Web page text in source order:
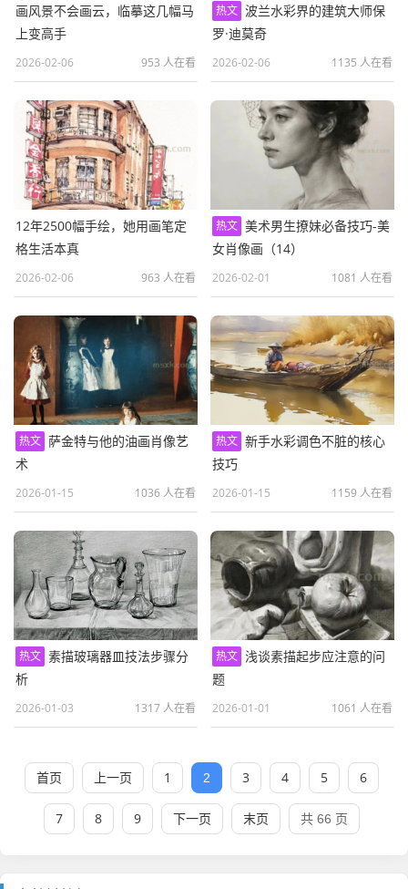
画风景不会画云，临摹这几幅马
上变高手
2026-02-06 953 人在看
热文 波兰水彩界的建筑大师保
罗·迪莫奇
2026-02-06 1135 人在看
12年2500幅手绘，她用画笔定
格生活本真
2026-02-06 963 人在看
热文 美术男生撩妹必备技巧-美
女肖像画（14）
2026-02-01 1081 人在看
热文 萨金特与他的油画肖像艺
术
2026-01-15 1036 人在看
热文 新手水彩调色不脏的核心
技巧
2026-01-15 1159 人在看
热文 素描玻璃器皿技法步骤分
析
2026-01-03 1317 人在看
热文 浅谈素描起步应注意的问
题
2026-01-01 1061 人在看
首页 上一页 1 2 3 4 5 6
7 8 9 下一页 末页 共 66 页